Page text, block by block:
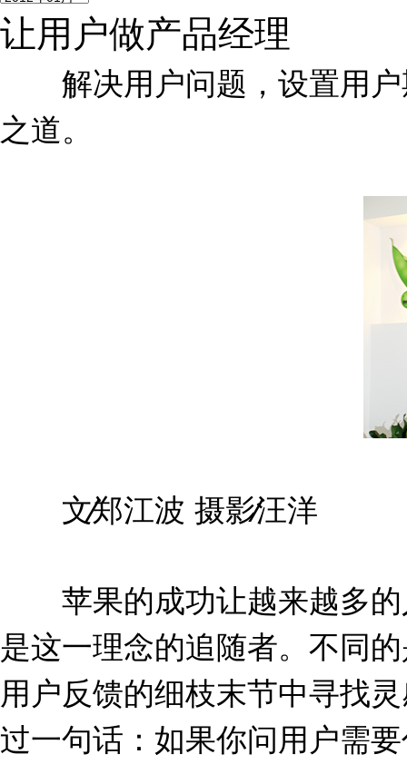
让用户做产品经理
解决用户问题，设置用户
之道。
文∕郑江波 摄影∕汪洋
苹果的成功让越来越多的
是这一理念的追随者。不同
用户反馈的细枝末节中寻找
过一句话：如果你问用户需